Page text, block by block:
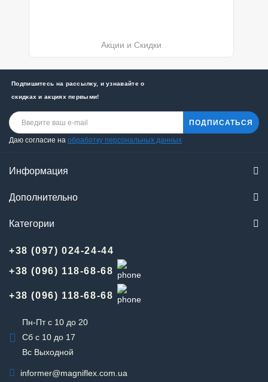
Акции и Скидки
Подпишитесь на рассылку, и узнавайте о
скидках и акциях первыми!
ПОДПИСАТЬСЯ
Даю согласие на обработку персональных данных
Информация
Дополнительно
Категории
+38 (097) 024-24-44
+38 (096) 118-68-68
+38 (096) 118-68-68
Пн-Пт с 10 до 20
Сб с 10 до 17
Вс Выходной
informer@magniflex.com.ua